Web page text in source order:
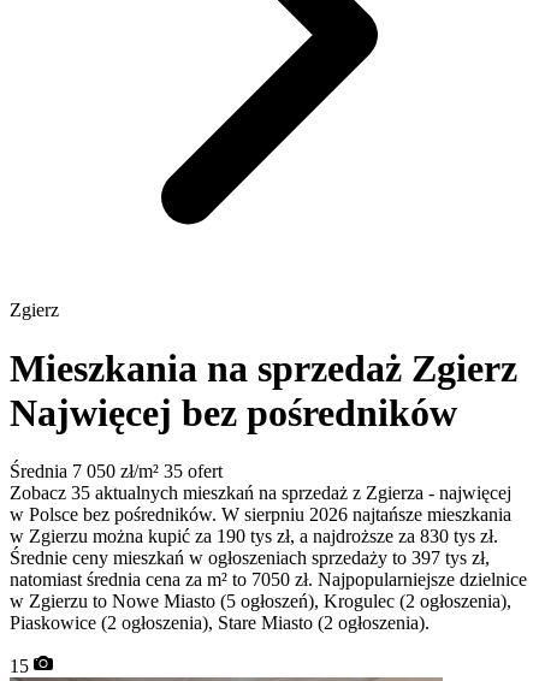
Zgierz
Mieszkania na sprzedaż Zgierz
Najwięcej bez pośredników
Średnia 7 050 zł/m² 35 ofert
Zobacz 35 aktualnych mieszkań na sprzedaż z Zgierza - najwięcej
w Polsce bez pośredników. W sierpniu 2026 najtańsze mieszkania
w Zgierzu można kupić za 190 tys zł, a najdroższe za 830 tys zł.
Średnie ceny mieszkań w ogłoszeniach sprzedaży to 397 tys zł,
natomiast średnia cena za m² to 7050 zł. Najpopularniejsze dzielnice
w Zgierzu to Nowe Miasto (5 ogłoszeń), Krogulec (2 ogłoszenia),
Piaskowice (2 ogłoszenia), Stare Miasto (2 ogłoszenia).
15